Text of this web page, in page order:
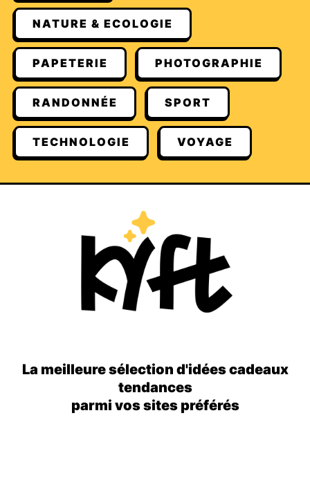
NATURE & ECOLOGIE
PAPETERIE PHOTOGRAPHIE
RANDONNÉE SPORT
TECHNOLOGIE VOYAGE
La meilleure sélection d'idées cadeaux
tendances
parmi vos sites préférés